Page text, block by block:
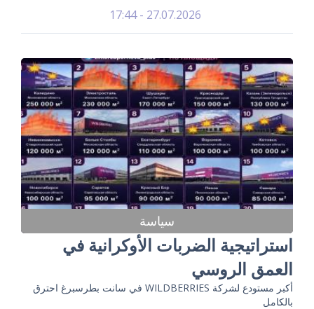
27.07.2026 - 17:44
سياسة
استراتيجية الضربات الأوكرانية في
العمق الروسي
أكبر مستودع لشركة WILDBERRIES في سانت بطرسبرغ احترق
بالكامل